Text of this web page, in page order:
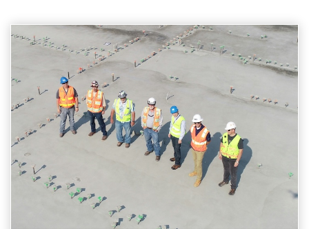
Découvrez les secteurs